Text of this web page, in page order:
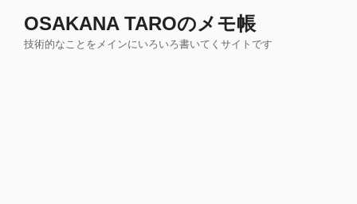
OSAKANA TAROのメモ帳
技術的なことをメインにいろいろ書いてくサイトです